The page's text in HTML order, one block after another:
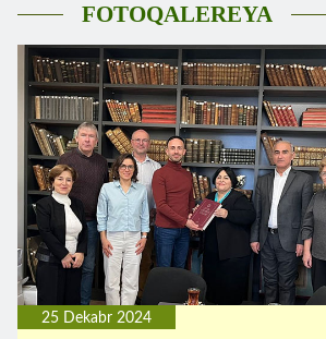
FOTOQALEREYA
25 Dekabr 2024